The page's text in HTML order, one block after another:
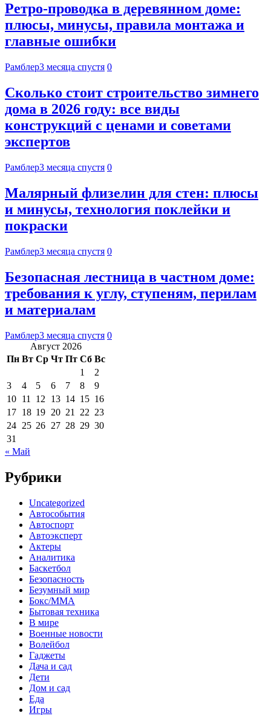
Ретро-проводка в деревянном доме:
плюсы, минусы, правила монтажа и
главные ошибки
Рамблер3 месяца спустя 0
Сколько стоит строительство зимнего
дома в 2026 году: все виды
конструкций с ценами и советами
экспертов
Рамблер3 месяца спустя 0
Малярный флизелин для стен: плюсы
и минусы, технология поклейки и
покраски
Рамблер3 месяца спустя 0
Безопасная лестница в частном доме:
требования к углу, ступеням, перилам
и материалам
Рамблер3 месяца спустя 0
Август 2026
Пн Вт Ср Чт Пт Сб Вс
1
2
3
4 5 6 7 8
9
10 11 12 13 14 15 16
17 18 19 20 21 22 23
24 25 26 27 28 29 30
31
« Май
Рубрики
Uncategorized
Автособытия
Автоспорт
Автоэксперт
Актеры
Аналитика
Баскетбол
Безопасность
Безумный мир
Бокс/MMA
Бытовая техника
В мире
Военные новости
Волейбол
Гаджеты
Дача и сад
Дети
Дом и сад
Еда
Игры